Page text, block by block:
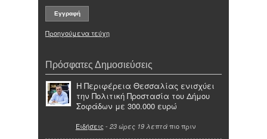
Προηγούμενα τεύχη
Πρόσφατες Δημοσιεύσεις
Η Περιφέρεια Θεσσαλίας ενισχύει
την Πολιτική Προστασία του Δήμου
Σοφάδων με 300.000 ευρώ
Ειδήσεις - 23 ώρες 19 λεπτά πιο πριν